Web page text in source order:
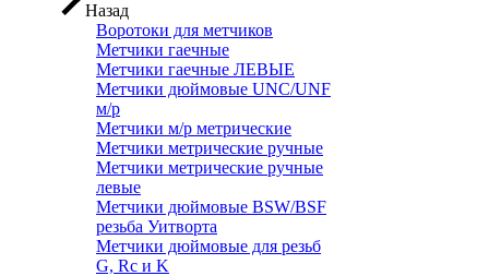
Назад
Воротоки для метчиков
Метчики гаечные
Метчики гаечные ЛЕВЫЕ
Метчики дюймовые UNC/UNF
м/р
Метчики м/р метрические
Метчики метрические ручные
Метчики метрические ручные
левые
Метчики дюймовые BSW/BSF
резьба Уитворта
Метчики дюймовые для резьб
G, Rc и K